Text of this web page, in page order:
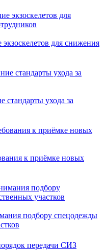
для снижения
стандарты ухода за
к приёмке новых
подбору спецодежды